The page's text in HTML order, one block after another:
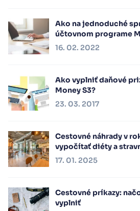
Ako na jednoduché
účtovnom programe
16. 02. 2022
Ako vyplniť daňové
Money S3?
23. 03. 2017
Cestovné náhrady v
vypočítať diéty a
17. 01. 2025
Cestovné príkazy:
vyplniť